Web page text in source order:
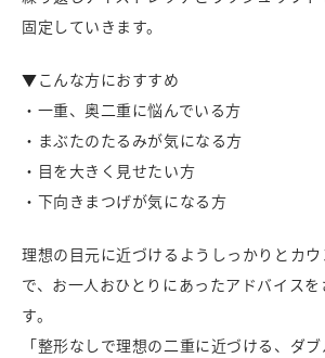
固定していきます。
▼こんな方におすすめ
・一重、奥二重に悩んでいる方
・まぶたのたるみが気になる方
・目を大きく見せたい方
・下向きまつげが気になる方
理想の目元に近づけるようしっかりとカ
で、お一人おひとりにあったアドバイス
す。
「整形なしで理想の二重に近づける、ダ